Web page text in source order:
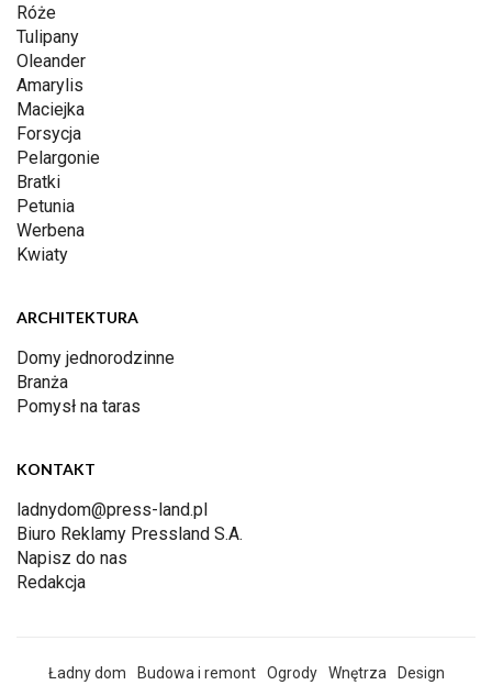
Róże
Tulipany
Oleander
Amarylis
Maciejka
Forsycja
Pelargonie
Bratki
Petunia
Werbena
Kwiaty
ARCHITEKTURA
Domy jednorodzinne
Branża
Pomysł na taras
KONTAKT
ladnydom@press-land.pl
Biuro Reklamy Pressland S.A.
Napisz do nas
Redakcja
Ładny dom Budowa i remont Ogrody Wnętrza Design